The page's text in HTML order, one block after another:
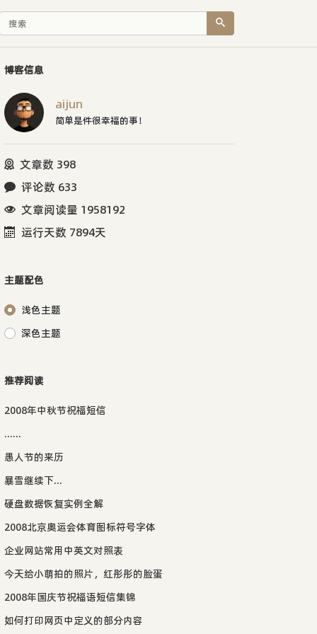
博客信息
aijun
简单是件很幸福的事！
文章数 398
评论数 633
文章阅读量 1958192
运行天数 7894天
主题配色
浅色主题
深色主题
推荐阅读
2008年中秋节祝福短信
......
愚人节的来历
暴雪继续下...
硬盘数据恢复实例全解
2008北京奥运会体育图标符号字体
企业网站常用中英文对照表
今天给小萌拍的照片，红彤彤的脸蛋
2008年国庆节祝福语短信集锦
如何打印网页中定义的部分内容